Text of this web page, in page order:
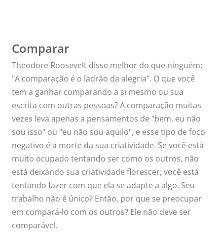
com sua
criatividade
Comparar
Theodore Roosevelt disse melhor do que ninguém:
"A comparação é o ladrão da alegria". O que você
tem a ganhar comparando a si mesmo ou sua
escrita com outras pessoas? A comparação muitas
vezes leva apenas a pensamentos de "bem, eu não
sou isso" ou "eu não sou aquilo", e esse tipo de foco
negativo é a morte da sua criatividade. Se você está
muito ocupado tentando ser como os outros, não
está deixando sua criatividade florescer; você está
tentando fazer com que ela se adapte a algo. Seu
trabalho não é único? Então, por que se preocupar
em compará-lo com os outros? Ele não deve ser
comparável.